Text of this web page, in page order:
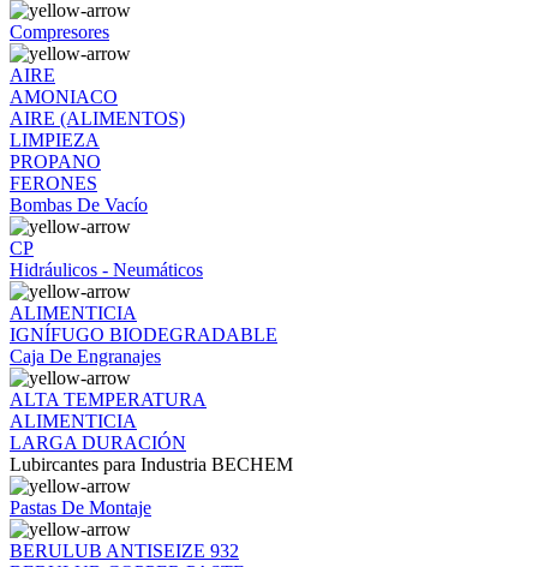
Compresores
AIRE
AMONIACO
AIRE (ALIMENTOS)
LIMPIEZA
PROPANO
FERONES
Bombas De Vacío
CP
Hidráulicos - Neumáticos
ALIMENTICIA
IGNÍFUGO BIODEGRADABLE
Caja De Engranajes
ALTA TEMPERATURA
ALIMENTICIA
LARGA DURACIÓN
Lubircantes para Industria BECHEM
Pastas De Montaje
BERULUB ANTISEIZE 932